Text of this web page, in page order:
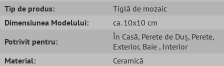
Tip de produs:
Tiglă de mozaic
Dimensiunea Modelului:
ca. 10x10 cm
Potrivit pentru:
În Casă, Perete de Duș, Perete,
Exterior, Baie , Interior
Material:
Ceramică